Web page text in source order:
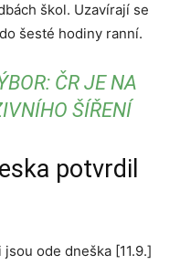
škol. Uzavírají se
šesté hodiny ranní.
ČR JE NA
ŠÍŘENÍ
potvrdil
ode dneška [11.9.]